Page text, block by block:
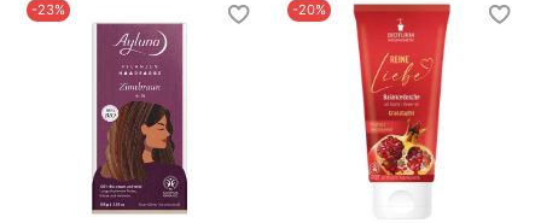
-23% -20%